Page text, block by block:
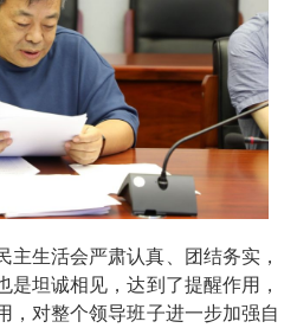
主生活会严肃认真、团结务实，
是坦诚相见，达到了提醒作用，
，对整个领导班子进一步加强自